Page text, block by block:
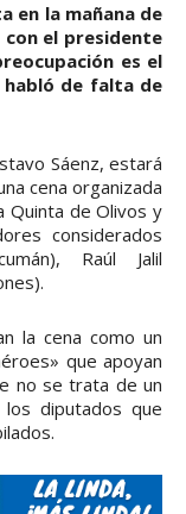
en la mañana de
con el presidente
es el
habló de falta de
Sáenz, estará
cena organizada
Quinta de Olivos y
considerados
Raúl Jalil
la cena como un
que apoyan
no se trata de un
diputados que